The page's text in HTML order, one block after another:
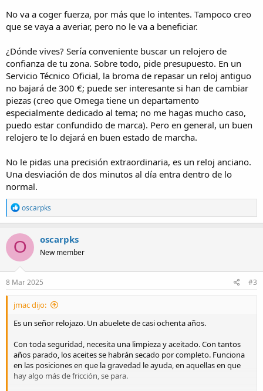
No va a coger fuerza, por más que lo intentes. Tampoco creo
que se vaya a averiar, pero no le va a beneficiar.
¿Dónde vives? Sería conveniente buscar un relojero de
confianza de tu zona. Sobre todo, pide presupuesto. En un
Servicio Técnico Oficial, la broma de repasar un reloj antiguo
no bajará de 300 €; puede ser interesante si han de cambiar
piezas (creo que Omega tiene un departamento
especialmente dedicado al tema; no me hagas mucho caso,
puedo estar confundido de marca). Pero en general, un buen
relojero te lo dejará en buen estado de marcha.
No le pidas una precisión extraordinaria, es un reloj anciano.
Una desviación de dos minutos al día entra dentro de lo
normal.
R
e
a
c
t
i
o
n
s
oscarpks
O oscarpks
New member
8 Mar 2025 #3
jmac dijo:
Es un señor relojazo. Un abuelete de casi ochenta años.
Con toda seguridad, necesita una limpieza y aceitado. Con tantos
años parado, los aceites se habrán secado por completo. Funciona
en las posiciones en que la gravedad le ayuda, en aquellas en que
hay algo más de fricción, se para.